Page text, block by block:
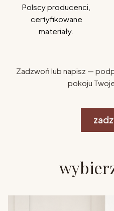
Polscy producenci,
certyfikowane
materiały.
Zadzwoń lub napisz —
pokoju